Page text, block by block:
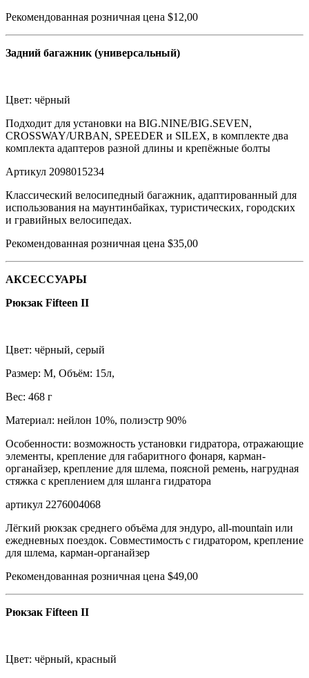
Рекомендованная розничная цена $12,00
Задний багажник (универсальный)
Цвет: чёрный
Подходит для установки на BIG.NINE/BIG.SEVEN,
CROSSWAY/URBAN, SPEEDER и SILEX, в комплекте два
комплекта адаптеров разной длины и крепёжные болты
Артикул 2098015234
Классический велосипедный багажник, адаптированный для
использования на маунтинбайках, туристических, городских
и гравийных велосипедах.
Рекомендованная розничная цена $35,00
АКСЕССУАРЫ
Рюкзак Fifteen II
Цвет: чёрный, серый
Размер: M, Объём: 15л,
Вес: 468 г
Материал: нейлон 10%, полиэстр 90%
Особенности: возможность установки гидратора, отражающие
элементы, крепление для габаритного фонаря, карман-
органайзер, крепление для шлема, поясной ремень, нагрудная
стяжка с креплением для шланга гидратора
артикул 2276004068
Лёгкий рюкзак среднего объёма для эндуро, all-mountain или
ежедневных поездок. Совместимость с гидратором, крепление
для шлема, карман-органайзер
Рекомендованная розничная цена $49,00
Рюкзак Fifteen II
Цвет: чёрный, красный